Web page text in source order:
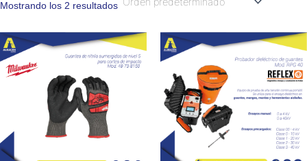
Mostrando los 2 resultados